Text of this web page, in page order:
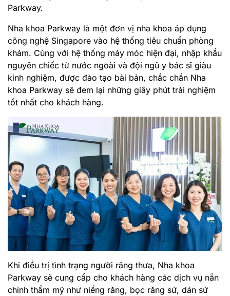
Parkway.
Nha khoa Parkway là một đơn vị nha khoa áp dụng
công nghệ Singapore vào hệ thống tiêu chuẩn phòng
khám. Cùng với hệ thống máy móc hiện đại, nhập khẩu
nguyên chiếc từ nước ngoài và đội ngũ y bác sĩ giàu
kinh nghiệm, được đào tạo bài bản, chắc chắn Nha
khoa Parkway sẽ đem lại những giây phút trải nghiệm
tốt nhất cho khách hàng.
Khi điều trị tình trạng người răng thưa, Nha khoa
Parkway sẽ cung cấp cho khách hàng các dịch vụ nắn
chỉnh thẩm mỹ như niềng răng, bọc răng sứ, dán sứ